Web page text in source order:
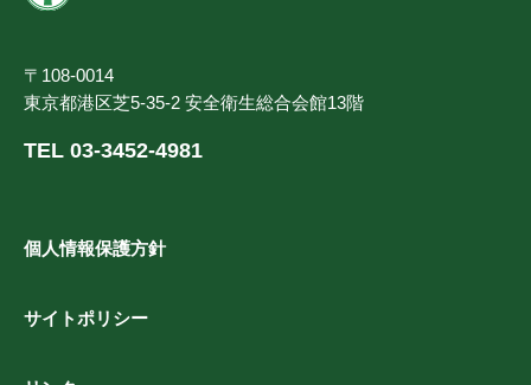
〒108-0014
東京都港区芝5-35-2 安全衛生総合会館13階
TEL 03-3452-4981
個人情報保護方針
サイトポリシー